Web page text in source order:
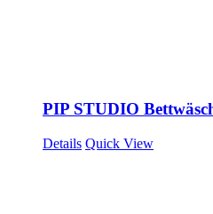
PIP STUDIO
Details Quick View